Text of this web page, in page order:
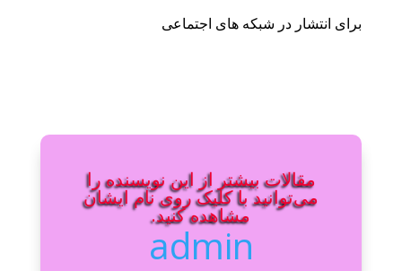
برای انتشار در شبکه های اجتماعی
مقالات بیشتر از این نویسنده را
می‌توانید با کلیک روی نام ایشان
مشاهده کنید.
admin